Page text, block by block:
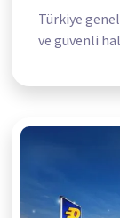
Türkiye
ve güvenli